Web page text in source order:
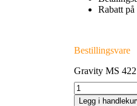
Rabatt
Bestillingsvare
Gravity MS
Legg i